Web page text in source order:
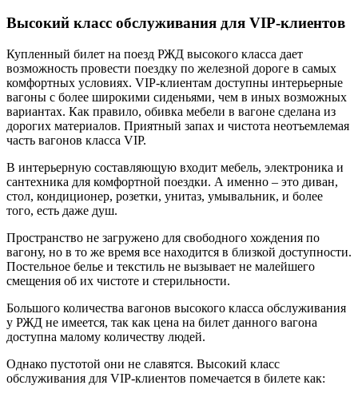
Высокий класс обслуживания для VIP-клиентов
Купленный билет на поезд РЖД высокого класса дает
возможность провести поездку по железной дороге в самых
комфортных условиях. VIP-клиентам доступны интерьерные
вагоны с более широкими сиденьями, чем в иных возможных
вариантах. Как правило, обивка мебели в вагоне сделана из
дорогих материалов. Приятный запах и чистота неотъемлемая
часть вагонов класса VIP.
В интерьерную составляющую входит мебель, электроника и
сантехника для комфортной поездки. А именно – это диван,
стол, кондиционер, розетки, унитаз, умывальник, и более
того, есть даже душ.
Пространство не загружено для свободного хождения по
вагону, но в то же время все находится в близкой доступности.
Постельное белье и текстиль не вызывает не малейшего
смещения об их чистоте и стерильности.
Большого количества вагонов высокого класса обслуживания
у РЖД не имеется, так как цена на билет данного вагона
доступна малому количеству людей.
Однако пустотой они не славятся. Высокий класс
обслуживания для VIP-клиентов помечается в билете как: